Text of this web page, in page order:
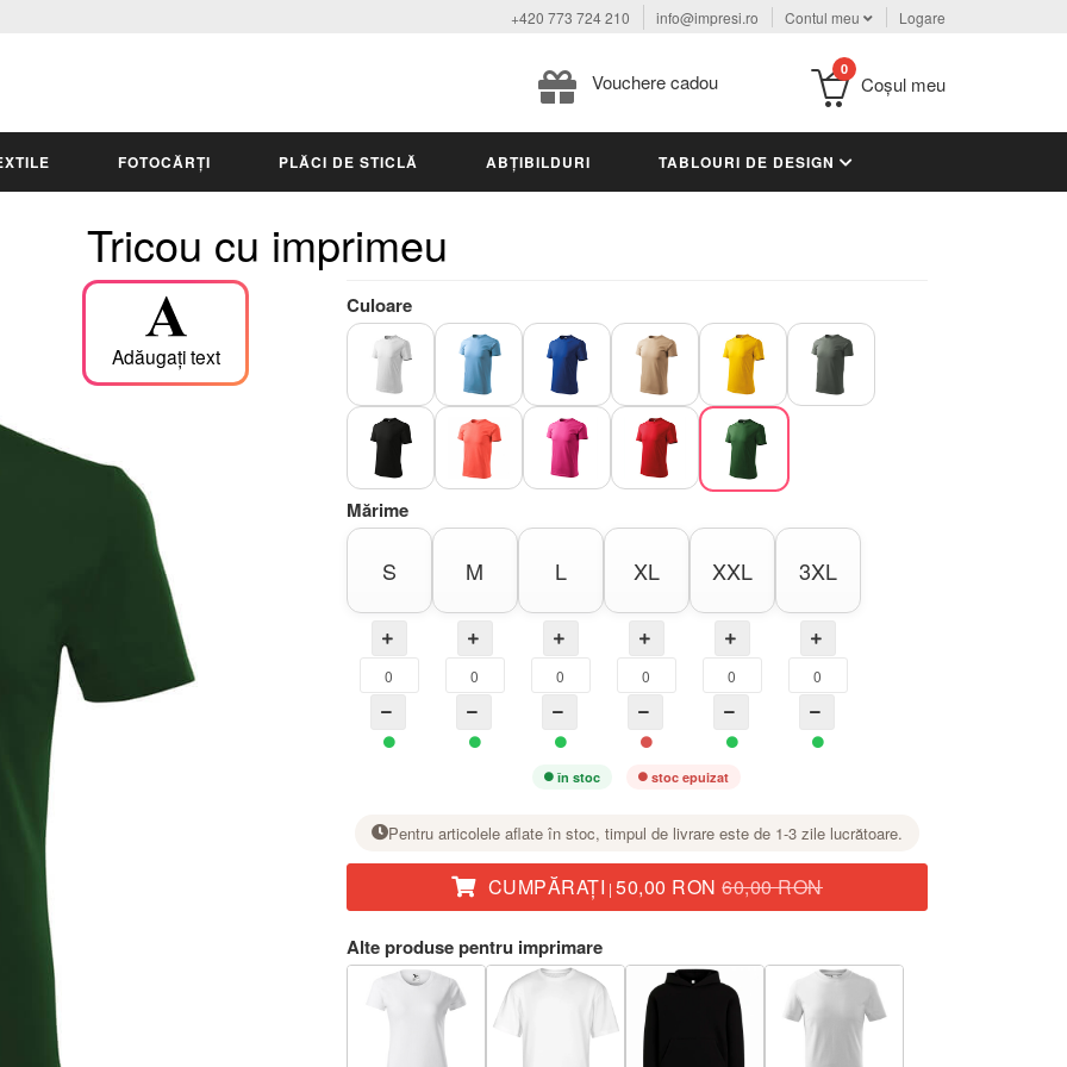
+420 773 724 210 info@impresi.ro Contul meu Logare
Vouchere cadou
0
Coşul meu
FOTOCĂRȚI PLĂCI DE STICLĂ ABȚIBILDURI TABLOURI DE DESIGN
Tricou cu imprimeu
Adăugați text
Culoare
Mărime
S M L XL XXL 3XL
în stoc stoc epuizat
Pentru articolele aflate în stoc, timpul de livrare este de 1-3 zile lucrătoare.
CUMPĂRAŢI |50,00 RON60,00 RON
Alte produse pentru imprimare